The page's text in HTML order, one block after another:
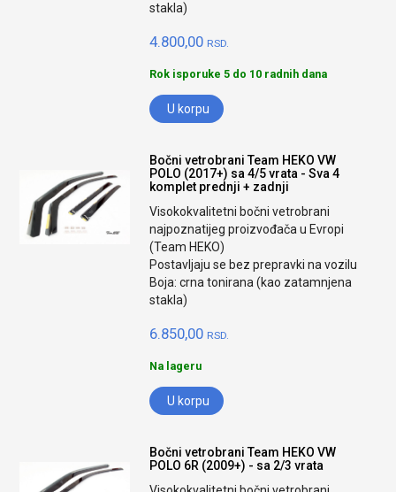
stakla)
4.800,00 RSD.
Rok isporuke 5 do 10 radnih dana
U korpu
Bočni vetrobrani Team HEKO VW
POLO (2017+) sa 4/5 vrata - Sva 4
komplet prednji + zadnji
Visokokvalitetni bočni vetrobrani
najpoznatijeg proizvođača u Evropi
(Team HEKO)
Postavljaju se bez prepravki na vozilu
Boja: crna tonirana (kao zatamnjena
stakla)
6.850,00 RSD.
Na lageru
U korpu
Bočni vetrobrani Team HEKO VW
POLO 6R (2009+) - sa 2/3 vrata